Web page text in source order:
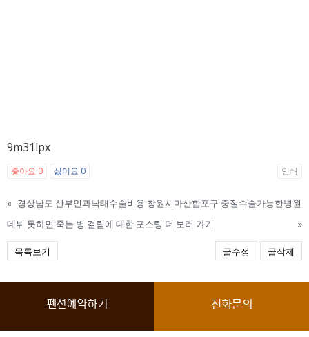
9m31lpx
좋아요 0 싫어요 0 인쇄
« 경상남도 산부인과낙태수술비용 창원시마산합포구 중절수술가능한병원
데뷔 못하면 죽는 병 걸림에 대한 포스팅 더 보러 가기
»
목록보기 글수정 글삭제
펜션예약하기 전화문의